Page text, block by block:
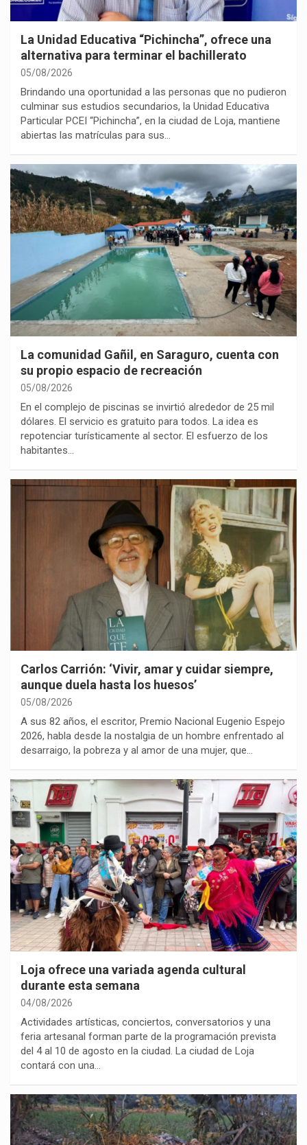
La Unidad Educativa “Pichincha”, ofrece una
alternativa para terminar el bachillerato
05/08/2026
Brindando una oportunidad a las personas que no pudieron
culminar sus estudios secundarios, la Unidad Educativa
Particular PCEI “Pichincha”, en la ciudad de Loja, mantiene
abiertas las matrículas para sus…
La comunidad Gañil, en Saraguro, cuenta con
su propio espacio de recreación
05/08/2026
En el complejo de piscinas se invirtió alrededor de 25 mil
dólares. El servicio es gratuito para todos. La idea es
repotenciar turísticamente al sector. El esfuerzo de los
habitantes…
Carlos Carrión: ‘Vivir, amar y cuidar siempre,
aunque duela hasta los huesos’
05/08/2026
A sus 82 años, el escritor, Premio Nacional Eugenio Espejo
2026, habla desde la nostalgia de un hombre enfrentado al
desarraigo, la pobreza y al amor de una mujer, que…
Loja ofrece una variada agenda cultural
durante esta semana
04/08/2026
Actividades artísticas, conciertos, conversatorios y una
feria artesanal forman parte de la programación prevista
del 4 al 10 de agosto en la ciudad. La ciudad de Loja
contará con una…